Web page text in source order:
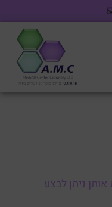
במעבדה
אותן ניתן לבצע